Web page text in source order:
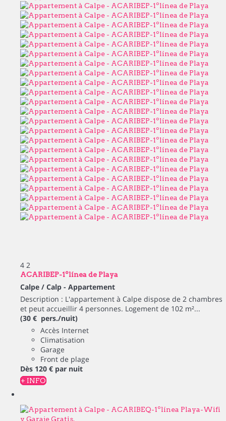
4 2
ACARIBEP-1ºlínea de Playa
Calpe / Calp - Appartement
Description : L'appartement à Calpe dispose de 2 chambres
et peut accueillir 4 personnes. Logement de 102 m²...
(30 € pers./nuit)
Accès Internet
Climatisation
Garage
Front de plage
Dès 120 € par nuit
+ INFO